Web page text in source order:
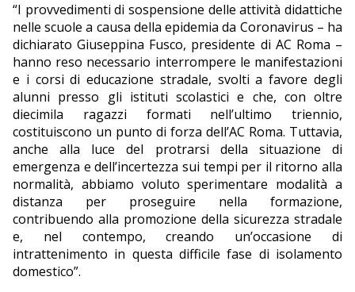
“I provvedimenti di sospensione delle attività didattiche
nelle scuole a causa della epidemia da Coronavirus – ha
dichiarato Giuseppina Fusco, presidente di AC Roma –
hanno reso necessario interrompere le manifestazioni
e i corsi di educazione stradale, svolti a favore degli
alunni presso gli istituti scolastici e che, con oltre
diecimila ragazzi formati nell’ultimo triennio,
costituiscono un punto di forza dell’AC Roma. Tuttavia,
anche alla luce del protrarsi della situazione di
emergenza e dell’incertezza sui tempi per il ritorno alla
normalità, abbiamo voluto sperimentare modalità a
distanza per proseguire nella formazione,
contribuendo alla promozione della sicurezza stradale
e, nel contempo, creando un’occasione di
intrattenimento in questa difficile fase di isolamento
domestico”.